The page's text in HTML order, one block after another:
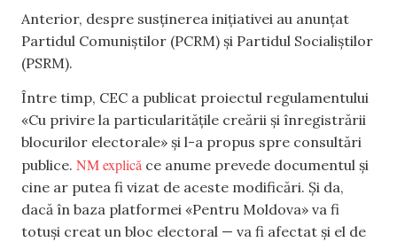
Anterior, despre susținerea inițiativei au anunțat
Partidul Comuniștilor (PCRM) și Partidul Socialiștilor
(PSRM).
Între timp, CEC a publicat proiectul regulamentului
«Cu privire la particularitățile creării și înregistrării
blocurilor electorale» și l-a propus spre consultări
publice. NM explică ce anume prevede documentul și
cine ar putea fi vizat de aceste modificări. Și da,
dacă în baza platformei «Pentru Moldova» va fi
totuși creat un bloc electoral — va fi afectat și el de